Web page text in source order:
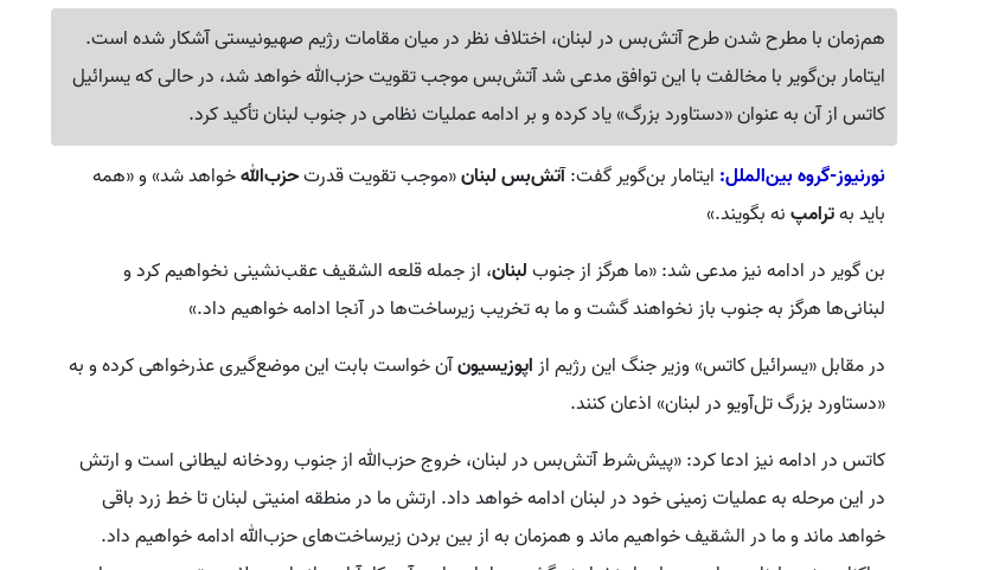
هم‌زمان با مطرح شدن طرح آتش‌بس در لبنان، اختلاف نظر در میان مقامات رژیم صهیونیستی آشکار شده است.
ایتامار بن‌گویر با مخالفت با این توافق مدعی شد آتش‌بس موجب تقویت حزب‌الله خواهد شد، در حالی که یسرائیل
کاتس از آن به عنوان «دستاورد بزرگ» یاد کرده و بر ادامه عملیات نظامی در جنوب لبنان تأکید کرد.
نورنیوز-گر‌وه بین‌الملل: ایتامار بن‌گویر گفت:آتش‌بس لبنان«موجب تقویت قدرتحزب‌اللهخواهد شد» و «همه
باید بهترامپنه بگویند.»
بن گویر در ادامه نیز مدعی شد: «ما هرگز از جنوبلبنان، از جمله قلعه الشقیف عقب‌نشینی نخواهیم کرد و
لبنانی‌ها هرگز به جنوب باز نخواهند گشت و ما به تخریب زیرساخت‌ها در آنجا ادامه خواهیم داد.»
در مقابل «یسرائیل کاتس» وزیر جنگ این رژیم ازاپوزیسیونآن خواست بابت این موضع‌گیری عذرخواهی کرده و به
«دستاورد بزرگ تل‌آویو در لبنان» اذعان کنند.
کاتس در ادامه نیز ادعا کرد: «پیش‌شرط آتش‌بس در لبنان، خروج حزب‌الله از جنوب رودخانه لیطانی است و ارتش
در این مرحله به عملیات زمینی خود در لبنان ادامه خواهد داد. ارتش ما در منطقه امنیتی لبنان تا خط زرد باقی
خواهد ماند و ما در الشقیف خواهیم ماند و همزمان به از بین بردن زیرساخت‌های حزب‌الله ادامه خواهیم داد.